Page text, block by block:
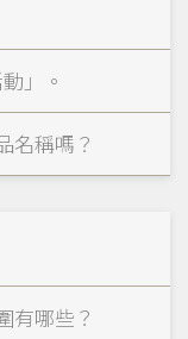
」。
名稱嗎？
有哪些？